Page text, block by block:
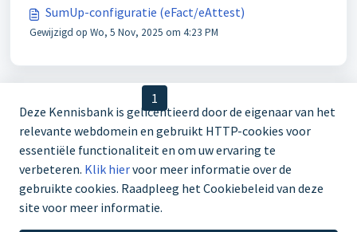
SumUp-configuratie (eFact/eAttest)
Gewijzigd op Wo, 5 Nov, 2025 om 4:23 PM
1
03 303 70 67
Deze Kennisbank is gelicentieerd door de eigenaar van het
relevante webdomein en gebruikt HTTP-cookies voor
essentiële functionaliteit en om uw ervaring te
verbeteren. Klik hiervoor meer informatie over de
gebruikte cookies. Raadpleeg het Cookiebeleid van deze
site voor meer informatie.